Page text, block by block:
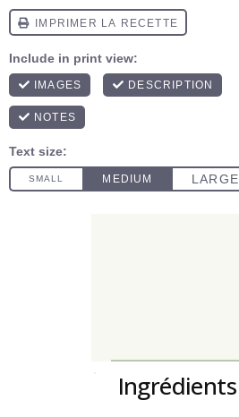
Ingrédients